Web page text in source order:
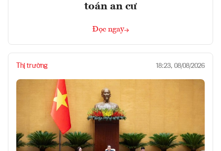
toán an cư
Đọc ngay
Thị trường 18:23, 08/08/2026